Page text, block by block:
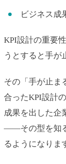
ビジネス成
KPI設計の重要
うとすると手が
その「手が止ま
合ったKPI設計
成果を出した企
——その型を知
るようになりま